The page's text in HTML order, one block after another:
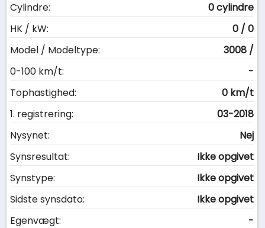
Cylindre:
0 cylindre
HK / kW:
0 / 0
Model / Modeltype:
3008 /
0-100 km/t:
-
Tophastighed:
0 km/t
1. registrering:
03-2018
Nysynet:
Nej
Synsresultat:
Ikke opgivet
Synstype:
Ikke opgivet
Sidste synsdato:
Ikke opgivet
Egenvægt:
-